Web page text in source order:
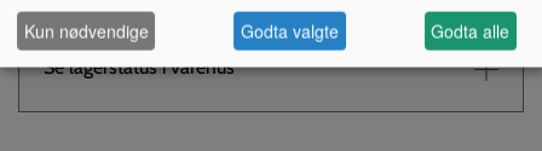
Tilgjengelighet:
Se lagerstatus i varehus
Kun nødvendige Godta valgte Godta alle